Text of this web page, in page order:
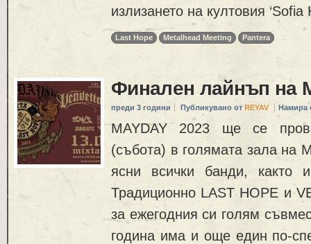
излизането на култовия
Last Hope Metalhead Meeting Pantera
Финален лайнъп на
преди 3 години Публикувано от REYAV Намира
MAYDAY 2023 ще се
(събота) в голямата зала на
ясни всички банди, както
Традиционно LAST HOPE и
за ежегодния си голям
година има и още един по-